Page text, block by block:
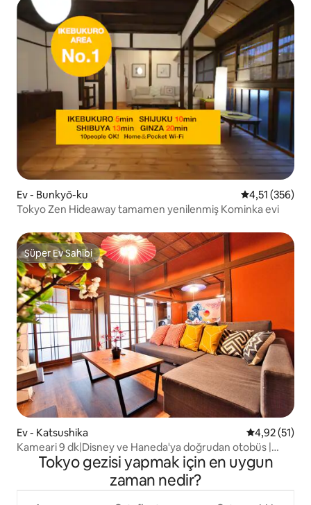
Ev - Bunkyō-ku 5 üzerinden
4,51 (356)
Tokyo Zen Hideaway tamamen yenilenmiş Kominka evi
Süper Ev Sahibi
Süper Ev Sahibi
Ev - Katsushika 5 üzerinden
4,92 (51)
Kameari 9 dk|Disney ve Haneda'ya doğrudan otobüs |
Maks. 8Tokyo gezisi yapmak için en uygun
zaman nedir?